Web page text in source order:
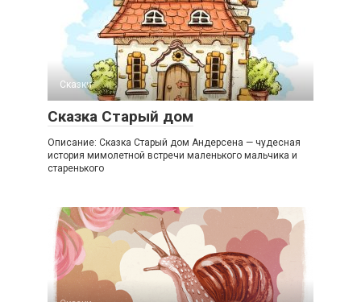
Сказки
Сказка Старый дом
Описание: Сказка Старый дом Андерсена — чудесная
история мимолетной встречи маленького мальчика и
старенького